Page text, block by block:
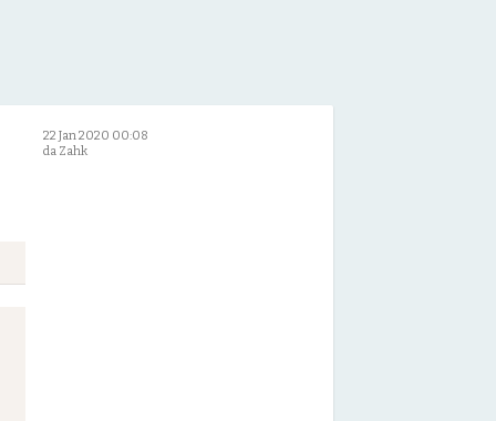
22 Jan 2020 00:08
da Zahk